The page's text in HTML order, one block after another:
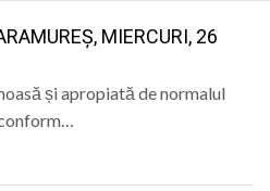
MIERCURI, 26
și apropiată de normalul